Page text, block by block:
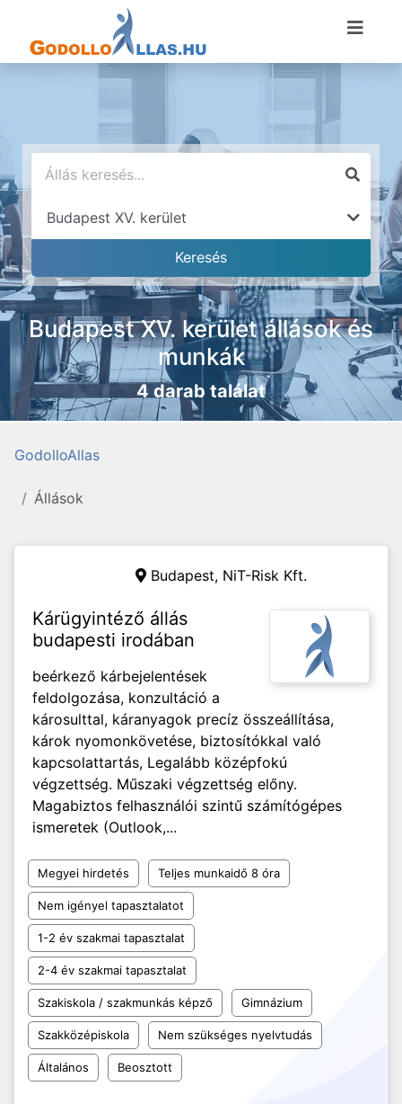
Budapest XV. kerület állások és
munkák
4 darab találat
GodolloAllas
Állások
Budapest, NiT-Risk Kft.
Kárügyintéző állás
budapesti irodában
beérkező kárbejelentések
feldolgozása, konzultáció a
károsulttal, káranyagok precíz összeállítása,
károk nyomonkövetése, biztosítókkal való
kapcsolattartás, Legalább középfokú
végzettség. Műszaki végzettség előny.
Magabiztos felhasználói szintű számítógépes
ismeretek (Outlook,...
Megyei hirdetés Teljes munkaidő 8 óra
Nem igényel tapasztalatot
1-2 év szakmai tapasztalat
2-4 év szakmai tapasztalat
Szakiskola / szakmunkás képző Gimnázium
Szakközépiskola Nem szükséges nyelvtudás
Általános Beosztott